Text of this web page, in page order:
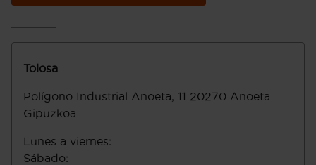
Tolosa
Polígono Industrial Anoeta, 11 20270 Anoeta
Gipuzkoa
Lunes a viernes:
Sábado: